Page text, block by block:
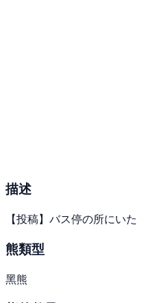
描述
【投稿】バス停の所にいた
熊類型
黑熊